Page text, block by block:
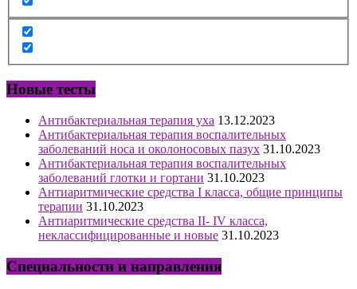
Новые тесты
Антибактериальная терапия уха 13.12.2023
Антибактериальная терапия воспалительных
заболеваний носа и околоносовых пазух 31.10.2023
Антибактериальная терапия воспалительных
заболеваний глотки и гортани 31.10.2023
Антиаритмические средства I класса, общие принципы
терапии 31.10.2023
Антиаритмические средства II- IV класса,
неклассифицированные и новые 31.10.2023
Специальности и направления